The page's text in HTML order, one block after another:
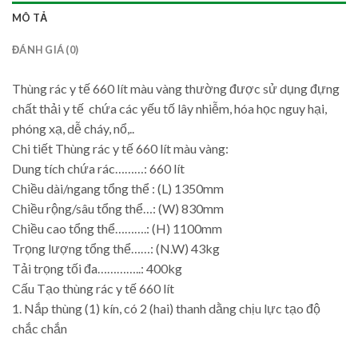
MÔ TẢ
ĐÁNH GIÁ (0)
Thùng rác y tế 660 lít màu vàng thường được sử dụng đựng
chất thải y tế chứa các yếu tố lây nhiễm, hóa học nguy hại,
phóng xạ, dễ cháy, nổ,..
Chi tiết Thùng rác y tế 660 lít màu vàng:
Dung tích chứa rác………: 660 lít
Chiều dài/ngang tổng thể : (L) 1350mm
Chiều rộng/sâu tổng thể…: (W) 830mm
Chiều cao tổng thể……….: (H) 1100mm
Trọng lượng tổng thể……: (N.W) 43kg
Tải trọng tối đa…………..: 400kg
Cấu Tạo thùng rác y tế 660 lít
1. Nắp thùng (1) kín, có 2 (hai) thanh dằng chịu lực tạo độ
chắc chắn